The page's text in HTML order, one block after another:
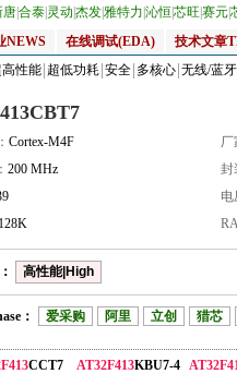
唐合泰 灵动 杰发雅特力 沁恒芯旺 赛元
NEWS 在线调试(EDA) 技术文章
高性能 超低功耗 安全 多核心 无线/蓝牙
Cortex-M4F 厂
200 MHz 封
电
128K
高性能|High
： 爱采购 阿里 立创 猎芯
CCT7 AT32F413KBU7-4